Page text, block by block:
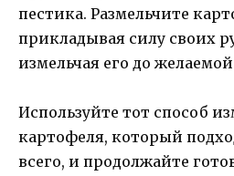
пестика. Размельчите
прикладывая силу своих
измельчая его до
Используйте тот способ
картофеля, который
всего, и продолжайте